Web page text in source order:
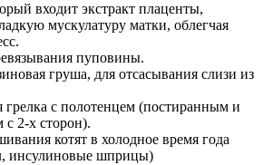
входит экстракт плаценты,
мускулатуру матки, облегчая
пуповины.
груша, для отсасывания слизи из
грелка с полотенцем (постиранным и
2-х сторон).
котят в холодное время года
инсулиновые шприцы)